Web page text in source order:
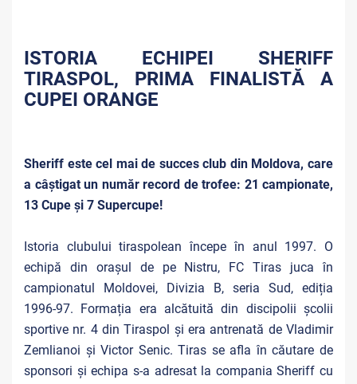
ISTORIA ECHIPEI SHERIFF
TIRASPOL, PRIMA FINALISTĂ A
CUPEI ORANGE
Sheriff este cel mai de succes club din Moldova, care
a câştigat un număr record de trofee: 21 campionate,
13 Cupe și 7 Supercupe!
Istoria clubului tiraspolean începe în anul 1997. O
echipă din orașul de pe Nistru, FC Tiras juca în
campionatul Moldovei, Divizia B, seria Sud, ediția
1996-97. Formația era alcătuită din discipolii școlii
sportive nr. 4 din Tiraspol și era antrenată de Vladimir
Zemlianoi și Victor Senic. Tiras se afla în căutare de
sponsori și echipa s-a adresat la compania Sheriff cu